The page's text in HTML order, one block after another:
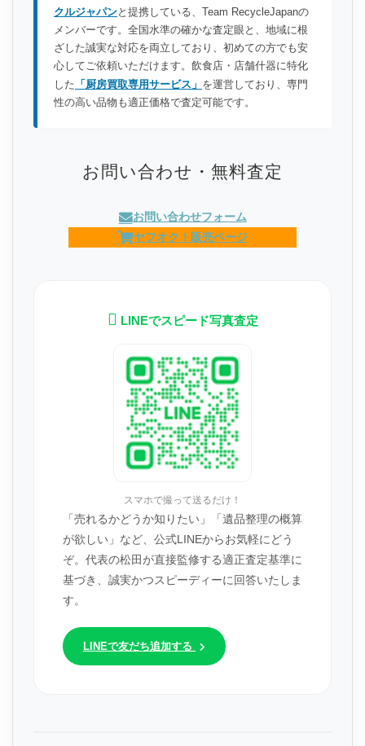
クルジャパンと提携している、Team RecycleJapanの
メンバーです。全国水準の確かな査定眼と、地域に根
ざした誠実な対応を両立しており、初めての方でも安
心してご依頼いただけます。飲食店・店舗什器に特化
した 「厨房買取専用サービス」 を運営しており、専門
性の高い品物も適正価格で査定可能です。
お問い合わせ・無料査定
お問い合わせフォーム
ヤフオク！販売ページ
LINEでスピード写真査定
スマホで撮って送るだけ！
「売れるかどうか知りたい」「遺品整理の概算
が欲しい」など、公式LINEからお気軽にどう
ぞ。代表の松田が直接監修する適正査定基準に
基づき、誠実かつスピーディーに回答いたしま
す。
LINEで友だち追加する